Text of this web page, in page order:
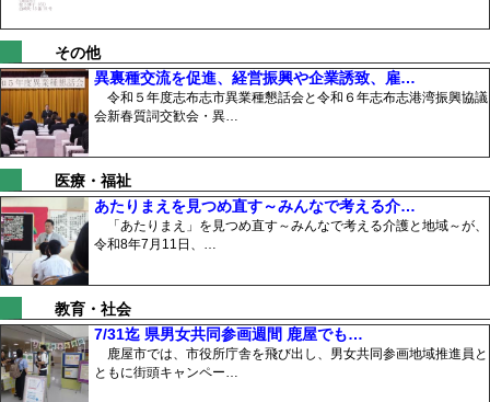
その他
異裏種交流を促進、経営振興や企業誘致、雇…
令和５年度志布志市異業種懇話会と令和６年志布志港湾振興協議
会新春質詞交歓会・異…
医療・福祉
あたりまえを見つめ直す～みんなで考える介…
「あたりまえ」を見つめ直す～みんなで考える介護と地域～が、
令和8年7月11日、…
教育・社会
7/31迄 県男女共同参画週間 鹿屋でも…
鹿屋市では、市役所庁舎を飛び出し、男女共同参画地域推進員と
ともに街頭キャンペー…